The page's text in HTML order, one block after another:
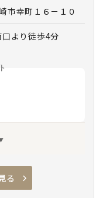
市幸町１６－１０
より徒歩4分
有
安置室
る